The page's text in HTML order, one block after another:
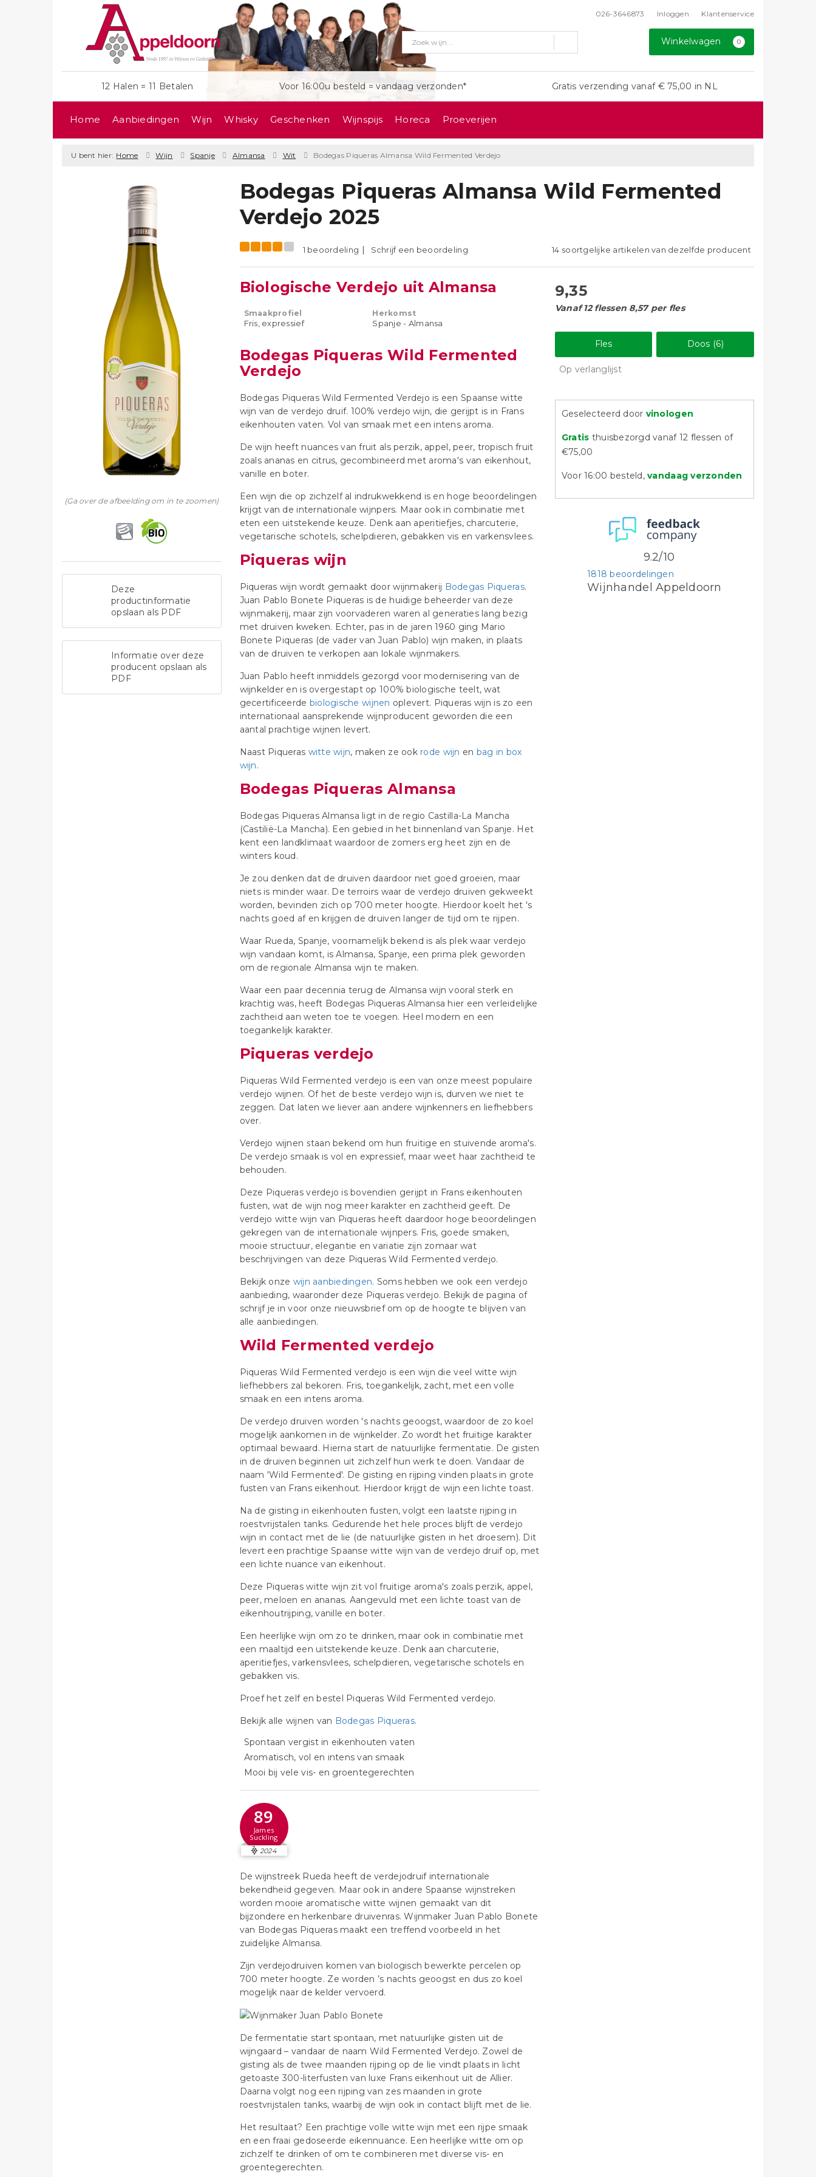
026-3646873 Inloggen Klantenservice
Winkelwagen 0
12 Halen = 11 Betalen Voor 16:00u besteld = vandaag verzonden* Gratis verzending vanaf € 75,00 in NL
Home Aanbiedingen Wijn Whisky Geschenken Wijnspijs Horeca Proeverijen
U bent hier: Home Wijn Spanje Almansa Wit Bodegas Piqueras Almansa Wild Fermented Verdejo
(Ga over de afbeelding om in te zoomen)
Deze
productinformatie
opslaan als PDF
Informatie over deze
producent opslaan als
PDF
Bodegas Piqueras Almansa Wild Fermented
Verdejo 2025
1 beoordeling Schrijf een beoordeling 14 soortgelijke artikelen van dezelfde producent
Biologische Verdejo uit Almansa
Smaakprofiel
Fris, expressief
Herkomst
Spanje - Almansa
Bodegas Piqueras Wild Fermented
Verdejo
Bodegas Piqueras Wild Fermented Verdejo is een Spaanse witte
wijn van de verdejo druif. 100% verdejo wijn, die gerijpt is in Frans
eikenhouten vaten. Vol van smaak met een intens aroma.
De wijn heeft nuances van fruit als perzik, appel, peer, tropisch fruit
zoals ananas en citrus, gecombineerd met aroma's van eikenhout,
vanille en boter.
Een wijn die op zichzelf al indrukwekkend is en hoge beoordelingen
krijgt van de internationale wijnpers. Maar ook in combinatie met
eten een uitstekende keuze. Denk aan aperitiefjes, charcuterie,
vegetarische schotels, schelpdieren, gebakken vis en varkensvlees.
Piqueras wijn
Piqueras wijn wordt gemaakt door wijnmakerij Bodegas Piqueras.
Juan Pablo Bonete Piqueras is de huidige beheerder van deze
wijnmakerij, maar zijn voorvaderen waren al generaties lang bezig
met druiven kweken. Echter, pas in de jaren 1960 ging Mario
Bonete Piqueras (de vader van Juan Pablo) wijn maken, in plaats
van de druiven te verkopen aan lokale wijnmakers.
Juan Pablo heeft inmiddels gezorgd voor modernisering van de
wijnkelder en is overgestapt op 100% biologische teelt, wat
gecertificeerde biologische wijnen oplevert. Piqueras wijn is zo een
internationaal aansprekende wijnproducent geworden die een
aantal prachtige wijnen levert.
Naast Piqueras witte wijn, maken ze ook rode wijn en bag in box
wijn.
Bodegas Piqueras Almansa
Bodegas Piqueras Almansa ligt in de regio Castilla-La Mancha
(Castilië-La Mancha). Een gebied in het binnenland van Spanje. Het
kent een landklimaat waardoor de zomers erg heet zijn en de
winters koud.
Je zou denken dat de druiven daardoor niet goed groeien, maar
niets is minder waar. De terroirs waar de verdejo druiven gekweekt
worden, bevinden zich op 700 meter hoogte. Hierdoor koelt het 's
nachts goed af en krijgen de druiven langer de tijd om te rijpen.
Waar Rueda, Spanje, voornamelijk bekend is als plek waar verdejo
wijn vandaan komt, is Almansa, Spanje, een prima plek geworden
om de regionale Almansa wijn te maken.
Waar een paar decennia terug de Almansa wijn vooral sterk en
krachtig was, heeft Bodegas Piqueras Almansa hier een verleidelijke
zachtheid aan weten toe te voegen. Heel modern en een
toegankelijk karakter.
Piqueras verdejo
Piqueras Wild Fermented verdejo is een van onze meest populaire
verdejo wijnen. Of het de beste verdejo wijn is, durven we niet te
zeggen. Dat laten we liever aan andere wijnkenners en liefhebbers
over.
Verdejo wijnen staan bekend om hun fruitige en stuivende aroma's.
De verdejo smaak is vol en expressief, maar weet haar zachtheid te
behouden.
Deze Piqueras verdejo is bovendien gerijpt in Frans eikenhouten
fusten, wat de wijn nog meer karakter en zachtheid geeft. De
verdejo witte wijn van Piqueras heeft daardoor hoge beoordelingen
gekregen van de internationale wijnpers. Fris, goede smaken,
mooie structuur, elegantie en variatie zijn zomaar wat
beschrijvingen van deze Piqueras Wild Fermented verdejo.
Bekijk onze wijn aanbiedingen. Soms hebben we ook een verdejo
aanbieding, waaronder deze Piqueras verdejo. Bekijk de pagina of
schrijf je in voor onze nieuwsbrief om op de hoogte te blijven van
alle aanbiedingen.
Wild Fermented verdejo
Piqueras Wild Fermented verdejo is een wijn die veel witte wijn
liefhebbers zal bekoren. Fris, toegankelijk, zacht, met een volle
smaak en een intens aroma.
De verdejo druiven worden 's nachts geoogst, waardoor de zo koel
mogelijk aankomen in de wijnkelder. Zo wordt het fruitige karakter
optimaal bewaard. Hierna start de natuurlijke fermentatie. De gisten
in de druiven beginnen uit zichzelf hun werk te doen. Vandaar de
naam 'Wild Fermented'. De gisting en rijping vinden plaats in grote
fusten van Frans eikenhout. Hierdoor krijgt de wijn een lichte toast.
Na de gisting in eikenhouten fusten, volgt een laatste rijping in
roestvrijstalen tanks. Gedurende het hele proces blijft de verdejo
wijn in contact met de lie (de natuurlijke gisten in het droesem). Dit
levert een prachtige Spaanse witte wijn van de verdejo druif op, met
een lichte nuance van eikenhout.
Deze Piqueras witte wijn zit vol fruitige aroma's zoals perzik, appel,
peer, meloen en ananas. Aangevuld met een lichte toast van de
eikenhoutrijping, vanille en boter.
Een heerlijke wijn om zo te drinken, maar ook in combinatie met
een maaltijd een uitstekende keuze. Denk aan charcuterie,
aperitiefjes, varkensvlees, schelpdieren, vegetarische schotels en
gebakken vis.
Proef het zelf en bestel Piqueras Wild Fermented verdejo.
Bekijk alle wijnen van Bodegas Piqueras.
Spontaan vergist in eikenhouten vaten
Aromatisch, vol en intens van smaak
Mooi bij vele vis- en groentegerechten
89
James
Suckling
2024
De wijnstreek Rueda heeft de verdejodruif internationale
bekendheid gegeven. Maar ook in andere Spaanse wijnstreken
worden mooie aromatische witte wijnen gemaakt van dit
bijzondere en herkenbare druivenras. Wijnmaker Juan Pablo Bonete
van Bodegas Piqueras maakt een treffend voorbeeld in het
zuidelijke Almansa.
Zijn verdejodruiven komen van biologisch bewerkte percelen op
700 meter hoogte. Ze worden ’s nachts geoogst en dus zo koel
mogelijk naar de kelder vervoerd.
De fermentatie start spontaan, met natuurlijke gisten uit de
wijngaard – vandaar de naam Wild Fermented Verdejo. Zowel de
gisting als de twee maanden rijping op de lie vindt plaats in licht
getoaste 300-literfusten van luxe Frans eikenhout uit de Allier.
Daarna volgt nog een rijping van zes maanden in grote
roestvrijstalen tanks, waarbij de wijn ook in contact blijft met de lie.
Het resultaat? Een prachtige volle witte wijn met een rijpe smaak
en een fraai gedoseerde eikennuance. Een heerlijke witte om op
zichzelf te drinken of om te combineren met diverse vis- en
groentegerechten.
9,35
Vanaf 12 flessen 8,57 per fles
Fles Doos (6)
Op verlanglijst
Geselecteerd door vinologen
Gratis thuisbezorgd vanaf 12 flessen of
€75,00
Voor 16:00 besteld,vandaag verzonden
Wijnhandel Appeldoorn
1818 beoordelingen
9.2/10